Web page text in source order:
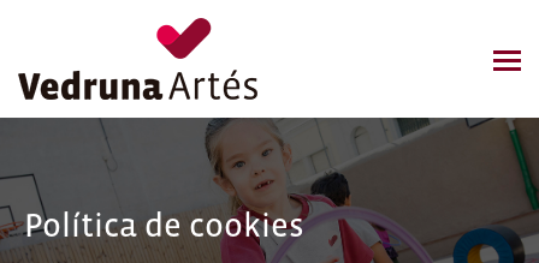
Política de cookies